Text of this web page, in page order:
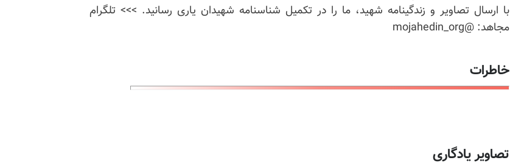
با ارسال تصاویر و زندگینامه شهید، ما را در تکمیل شناسنامه شهیدان یاری رسانید. >>> تلگرام
مجاهد: @mojahedin_org
خاطرات
تصاویر یادگاری